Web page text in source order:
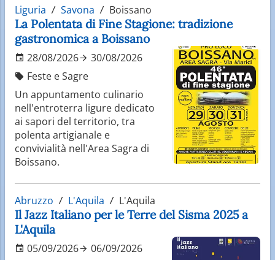
Liguria Savona Boissano
La Polentata di Fine Stagione: tradizione
gastronomica a Boissano
28/08/2026
30/08/2026
Feste e Sagre
Un appuntamento culinario
nell'entroterra ligure dedicato
ai sapori del territorio, tra
polenta artigianale e
convivialità nell'Area Sagra di
Boissano.
Abruzzo L'Aquila L'Aquila
Il Jazz Italiano per le Terre del Sisma 2025 a
L'Aquila
05/09/2026
06/09/2026